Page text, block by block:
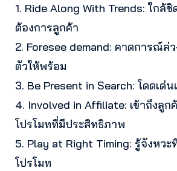
1. Ride Along With Trends: ใกล้
ต้องการลูกค้า
2. Foresee demand: คาดการณ์ล่
ตัวให้พร้อม
3. Be Present in Search: โดดเด่
4. Involved in Affiliate: เข้าถึงลูก
โปรโมทที่มีประสิทธิภาพ
5. Play at Right Timing: รู้จังหวะ
โปรโมท